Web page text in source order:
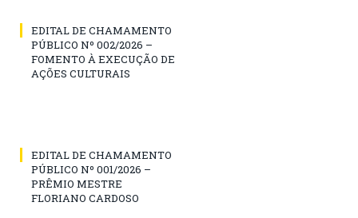
EDITAL DE CHAMAMENTO
PÚBLICO Nº 002/2026 –
FOMENTO À EXECUÇÃO DE
AÇÕES CULTURAIS
EDITAL DE CHAMAMENTO
PÚBLICO Nº 001/2026 –
PRÊMIO MESTRE
FLORIANO CARDOSO